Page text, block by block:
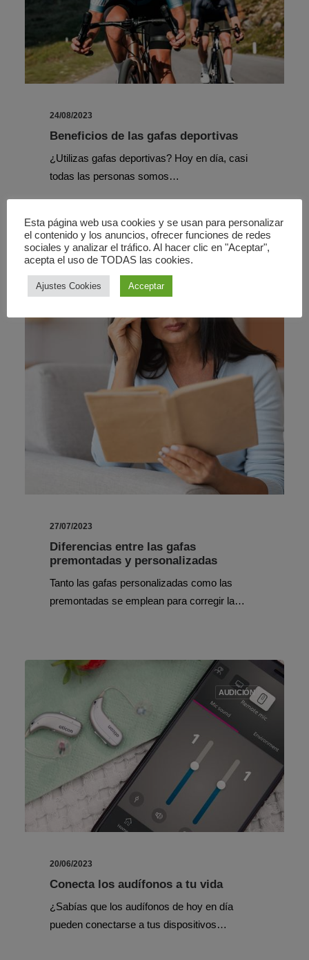
24/08/2023
Beneficios de las gafas deportivas
¿Utilizas gafas deportivas? Hoy en día, casi
todas las personas somos…
27/07/2023
Diferencias entre las gafas
premontadas y personalizadas
Tanto las gafas personalizadas como las
premontadas se emplean para corregir la…
AUDICIÓN
20/06/2023
Conecta los audífonos a tu vida
¿Sabías que los audífonos de hoy en día
pueden conectarse a tus dispositivos…
Esta página web usa cookies y se usan para personalizar
el contenido y los anuncios, ofrecer funciones de redes
sociales y analizar el tráfico. Al hacer clic en "Aceptar",
acepta el uso de TODAS las cookies.
Ajustes Cookies Acceptar